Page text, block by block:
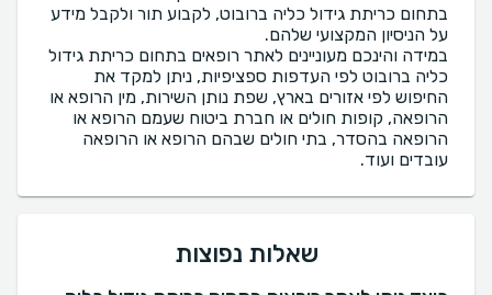
בתחום כריתת גידול כליה ברובוט, לקבוע תור ולקבל מידע
במידה והינכם מעוניינים לאתר רופאים בתחום כריתת גידול
כליה ברובוט לפי העדפות ספציפיות, ניתן למקד את
החיפוש לפי אזורים בארץ, שפת נותן השירות, מין הרופא או
הרופאה, קופות חולים או חברת ביטוח שעמם הרופא או
הרופאה בהסדר, בתי חולים שבהם הרופא או הרופאה
עובדים ועוד.
שאלות נפוצות